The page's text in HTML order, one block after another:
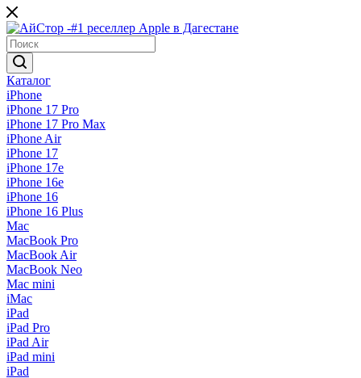
Каталог
iPhone
iPhone 17 Pro
iPhone 17 Pro Max
iPhone Air
iPhone 17
iPhone 17e
iPhone 16e
iPhone 16
iPhone 16 Plus
Mac
MacBook Pro
MacBook Air
MacBook Neo
Mac mini
iMac
iPad
iPad Pro
iPad Air
iPad mini
iPad